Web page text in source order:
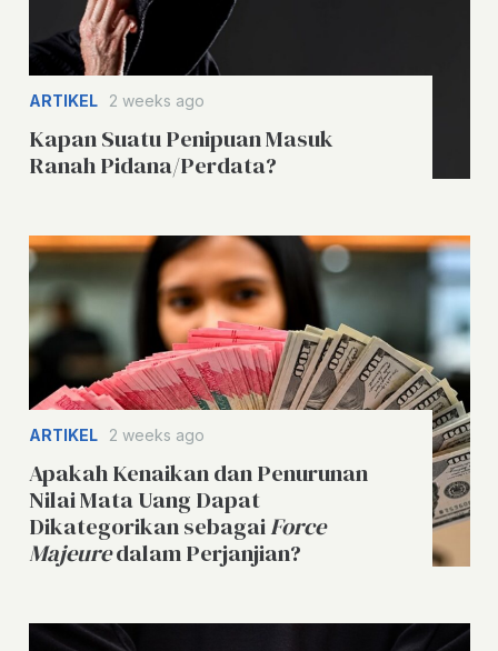
ARTIKEL 2 weeks ago
Kapan Suatu Penipuan Masuk
Ranah Pidana/Perdata?
ARTIKEL 2 weeks ago
Apakah Kenaikan dan Penurunan
Nilai Mata Uang Dapat
Dikategorikan sebagaiForce
Majeuredalam Perjanjian?